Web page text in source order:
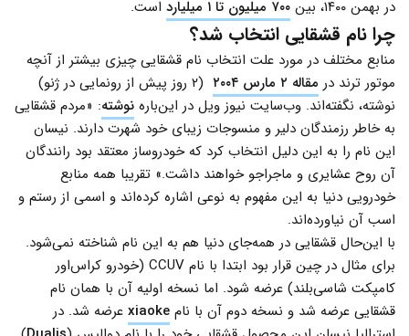
در بهمن ۱۴۰۰، بین
۷۰۰‌ میلیون تا ۱ میلیارد است.
چرا نام قشقایی انتخاب شد؟
منابع مختلف در مورد علت انتخاب نام قشقایی چیزی بیشتر از آنچه
موتور ترند در مقاله ۲ مارس ۲۰۰۴
(۲ روز پیش از رونمایی در ژنو)
نوشته، نگفته‌اند. وب‌سایت نیوز ویل در این‌باره نوشته: «مردم قشقایی
به خاطر رزمندگان دلیر و منسوجات زیبای خود شهرت دارند. نیسان
این نام را به این دلیل انتخاب کرد که خودروساز معتقد بود رانندگان
آن روح عشایری و ماجراجو خواهند داشت.» تقریبا همه منابع
خودرویی دنیا به این مفهوم به نوعی اشاره کرده‌اند و اسمی از رستم و
اسب آن نیاورده‌اند.
با این‌حال قشقایی در همه‌جای دنیا هم به این نام شناخته نمی‌شود.
برای مثال در چین قرار بود ابتدا با نام CCUV (خودرو کراس‌اور
کامپکت شاسی‌بلند) عرضه شود. اما نسخه اولیه آن با همان نام
قشقایی عرضه شد و نسخه دوم آن با نام xiaoke عرضه شد. در